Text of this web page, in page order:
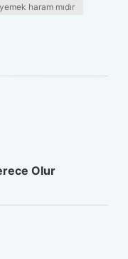
haram mıdır
Olur